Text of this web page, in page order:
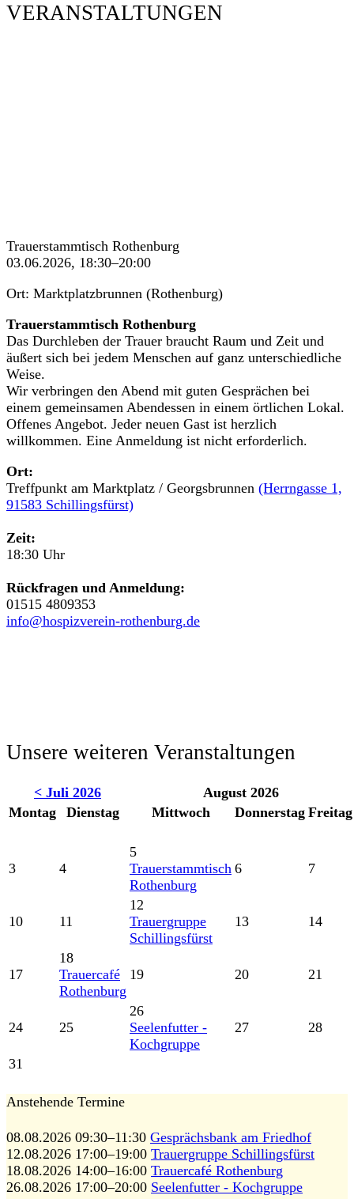
VERANSTALTUNGEN
Trauerstammtisch Rothenburg
03.06.2026, 18:30–20:00
Ort: Marktplatzbrunnen (Rothenburg)
Trauerstammtisch Rothenburg
Das Durchleben der Trauer braucht Raum und Zeit und
äußert sich bei jedem Menschen auf ganz unterschiedliche
Weise.
Wir verbringen den Abend mit guten Gesprächen bei
einem gemeinsamen Abendessen in einem örtlichen Lokal.
Offenes Angebot. Jeder neuen Gast ist herzlich
willkommen. Eine Anmeldung ist nicht erforderlich.
Ort:
Treffpunkt am Marktplatz / Georgsbrunnen (Herrngasse 1,
91583 Schillingsfürst)
Zeit:
18:30 Uhr
Rückfragen und Anmeldung:
01515 4809353
info@hospizverein-rothenburg.de
Unsere weiteren Veranstaltungen
< Juli 2026
August 2026
Montag
Dienstag Mittwoch Donnerstag Freitag
3 4
5
Trauerstammtisch
Rothenburg
6 7
10 11
12
Trauergruppe
Schillingsfürst
13 14
17
18
Trauercafé
Rothenburg
19 20 21
24 25
26
Seelenfutter -
Kochgruppe
27 28
31
Anstehende Termine
08.08.2026 09:30–11:30 Gesprächsbank am Friedhof
12.08.2026 17:00–19:00 Trauergruppe Schillingsfürst
18.08.2026 14:00–16:00 Trauercafé Rothenburg
26.08.2026 17:00–20:00 Seelenfutter - Kochgruppe